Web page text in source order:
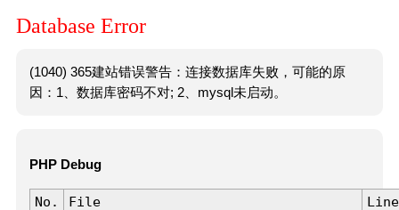
Database Error
(1040) 365建站错误警告：连接数据库失败，可能的原
因：1、数据库密码不对; 2、mysql未启动。
PHP Debug
No. File
Line